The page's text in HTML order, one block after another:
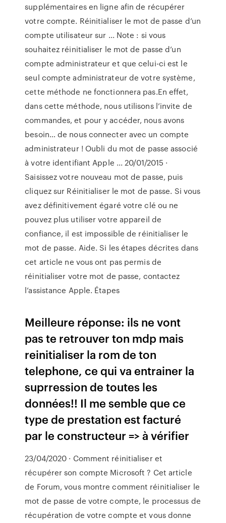
supplémentaires en ligne afin de récupérer
votre compte. Réinitialiser le mot de passe d’un
compte utilisateur sur ... Note : si vous
souhaitez réinitialiser le mot de passe d’un
compte administrateur et que celui-ci est le
seul compte administrateur de votre système,
cette méthode ne fonctionnera pas.En effet,
dans cette méthode, nous utilisons l’invite de
commandes, et pour y accéder, nous avons
besoin… de nous connecter avec un compte
administrateur ! Oubli du mot de passe associé
à votre identifiant Apple ... 20/01/2015 ·
Saisissez votre nouveau mot de passe, puis
cliquez sur Réinitialiser le mot de passe. Si vous
avez définitivement égaré votre clé ou ne
pouvez plus utiliser votre appareil de
confiance, il est impossible de réinitialiser le
mot de passe. Aide. Si les étapes décrites dans
cet article ne vous ont pas permis de
réinitialiser votre mot de passe, contactez
l’assistance Apple. Étapes
Meilleure réponse: ils ne vont
pas te retrouver ton mdp mais
reinitialiser la rom de ton
telephone, ce qui va entrainer la
suprression de toutes les
données!! Il me semble que ce
type de prestation est facturé
par le constructeur => à vérifier
23/04/2020 · Comment réinitialiser et
récupérer son compte Microsoft ? Cet article
de Forum, vous montre comment réinitialiser le
mot de passe de votre compte, le processus de
récupération de votre compte et vous donne